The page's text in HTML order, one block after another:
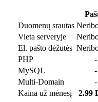
Duomenų srautas
Vieta serveryje
El. pašto dėžutės
PHP
-
MySQL
-
Multi-Domain
-
Kaina už mėnesį
2.99